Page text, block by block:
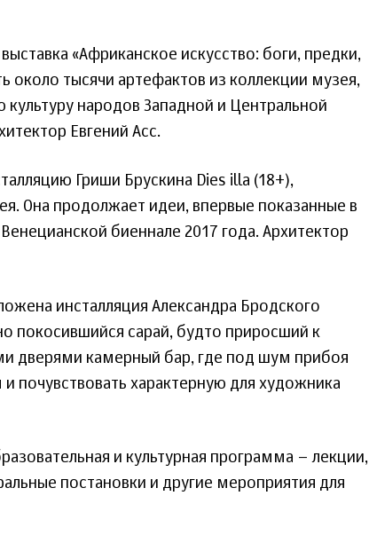
«Африканское искусство: боги, предки,
около тысячи артефактов из коллекции музея,
народов Западной и Центральной
Евгений Асс.
Гриши Брускина Dies illa (18+),
Она продолжает идеи, впервые показанные в
биеннале 2017 года. Архитектор
инсталляция Александра Бродского
покосившийся сарай, будто приросший к
дверями камерный бар, где под шум прибоя
почувствовать характерную для художника
и культурная программа – лекции,
постановки и другие мероприятия для